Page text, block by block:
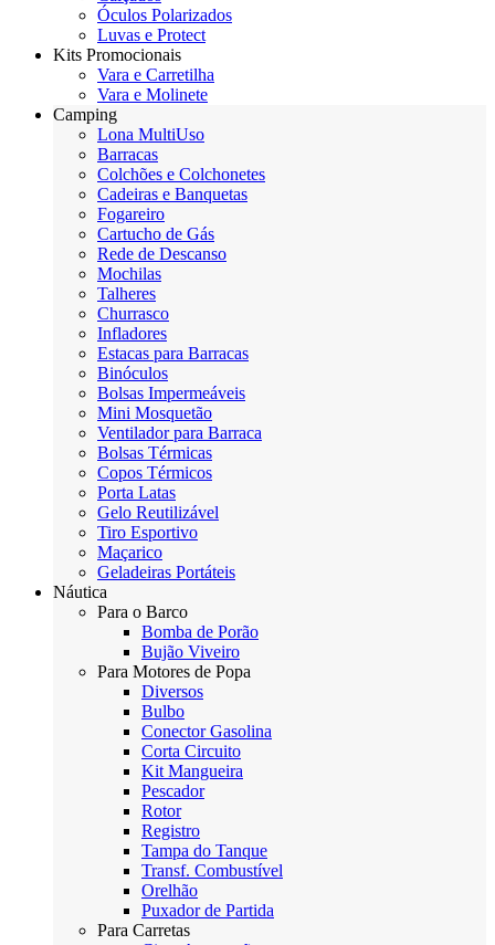
Óculos Polarizados
Luvas e Protect
Kits Promocionais
Vara e Carretilha
Vara e Molinete
Camping
Lona MultiUso
Barracas
Colchões e Colchonetes
Cadeiras e Banquetas
Fogareiro
Cartucho de Gás
Rede de Descanso
Mochilas
Talheres
Churrasco
Infladores
Estacas para Barracas
Binóculos
Bolsas Impermeáveis
Mini Mosquetão
Ventilador para Barraca
Bolsas Térmicas
Copos Térmicos
Porta Latas
Gelo Reutilizável
Tiro Esportivo
Maçarico
Geladeiras Portáteis
Náutica
Para o Barco
Bomba de Porão
Bujão Viveiro
Para Motores de Popa
Diversos
Bulbo
Conector Gasolina
Corta Circuito
Kit Mangueira
Pescador
Rotor
Registro
Tampa do Tanque
Transf. Combustível
Orelhão
Puxador de Partida
Para Carretas